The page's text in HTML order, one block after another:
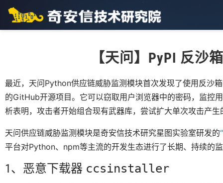
【天问】PyPI 反沙
最近，天问Python供应链威胁监测模块首次发现了使用反沙
的GitHub开源项目。它可以窃取用户浏览器中的密码，监控
析表明，攻击者开始组合现有武器库，尝试扩大单次攻击产
天问供应链威胁监测模块是奇安信技术研究星图实验室研发的
平台对Python、npm等主流的开发生态进行了长期、持续的
1、恶意下载器 ccsinstaller